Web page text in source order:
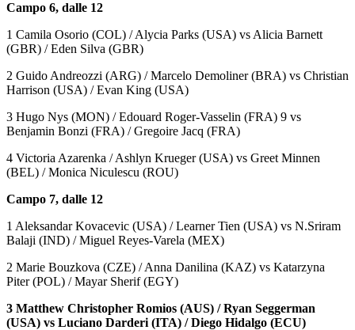
Campo 6, dalle 12
1 Camila Osorio (COL) / Alycia Parks (USA) vs Alicia Barnett
(GBR) / Eden Silva (GBR)
2 Guido Andreozzi (ARG) / Marcelo Demoliner (BRA) vs Christian
Harrison (USA) / Evan King (USA)
3 Hugo Nys (MON) / Edouard Roger-Vasselin (FRA) 9 vs
Benjamin Bonzi (FRA) / Gregoire Jacq (FRA)
4 Victoria Azarenka / Ashlyn Krueger (USA) vs Greet Minnen
(BEL) / Monica Niculescu (ROU)
Campo 7, dalle 12
1 Aleksandar Kovacevic (USA) / Learner Tien (USA) vs N.Sriram
Balaji (IND) / Miguel Reyes-Varela (MEX)
2 Marie Bouzkova (CZE) / Anna Danilina (KAZ) vs Katarzyna
Piter (POL) / Mayar Sherif (EGY)
3 Matthew Christopher Romios (AUS) / Ryan Seggerman
(USA) vs Luciano Darderi (ITA) / Diego Hidalgo (ECU)